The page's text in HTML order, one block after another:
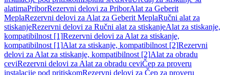
alatimaPriborRezervni delovi za PriborAlat za Geberit
MeplaRezervni delovi za Alat za Geberit MeplaRučni alat za
stiskanjeRezervni delovi za Ručni alat za stiskanjeAlat za stiskanje,
kompatibilnost [1]Rezervni delovi za Alat za stiskanje,
kompatibilnost [1]Alat za stiskanje, kompatibilnost [2]Rezervni
delovi za Alat za stiskanje, kompatibilnost [2]Alat za obradu
ceviRezervni delovi za Alat za obradu ceviČep za proveru
instalacije pod pritiskomRezervni delovi za Čep za proveru